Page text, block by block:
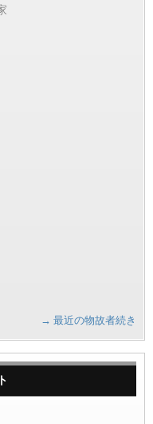
→ 最近の物故者続き